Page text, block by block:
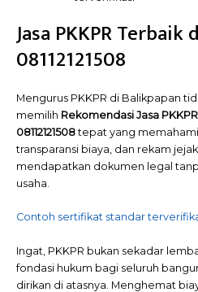
Jasa PKKPR
08112121508
Mengurus PKKPR di Balikpapan
memilih Rekomendasi Jasa
08112121508tepat yang
transparansi biaya, dan rekam
mendapatkan dokumen legal
usaha.
Contoh sertifikat standar
Ingat, PKKPR bukan sekadar
fondasi hukum bagi seluruh
dirikan di atasnya. Menghemat